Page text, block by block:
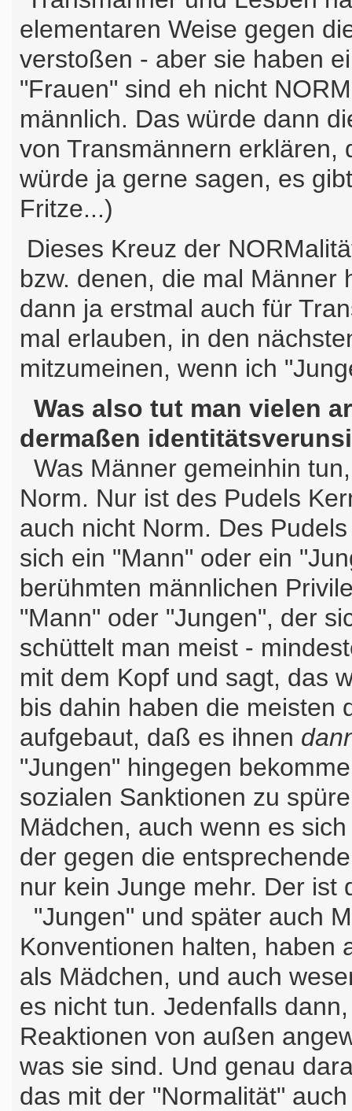
elementaren Weise gegen
verstoßen - aber sie haben
"Frauen" sind eh nicht
männlich. Das würde dann
von Transmännern erklären,
würde ja gerne sagen, es
Fritze...)
Dieses Kreuz der
bzw. denen, die mal Männer
dann ja erstmal auch für
mal erlauben, in den
mitzumeinen, wenn ich
Was also tut man vielen
dermaßen
Was Männer gemeinhin
Norm. Nur ist des Pudels
auch nicht Norm. Des
sich ein "Mann" oder ein
berühmten männlichen
"Mann" oder "Jungen", der
schüttelt man meist -
mit dem Kopf und sagt, das
bis dahin haben die meisten
aufgebaut, daß es ihnen
"Jungen" hingegen
sozialen Sanktionen zu
Mädchen, auch wenn es
der gegen die
nur kein Junge mehr. Der ist
"Jungen" und später auch
Konventionen halten, haben
als Mädchen, und auch
es nicht tun. Jedenfalls
Reaktionen von außen
was sie sind. Und genau
das mit der "Normalität"